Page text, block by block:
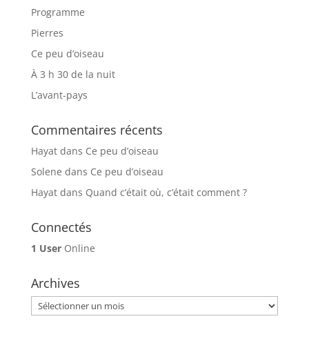
Programme
Pierres
Ce peu d’oiseau
À 3 h 30 de la nuit
L’avant-pays
Commentaires récents
Hayatdans Ce peu d’oiseau
Solene dans Ce peu d’oiseau
Hayatdans Quand c’était où, c’était comment ?
Connectés
1 UserOnline
Archives
Archives